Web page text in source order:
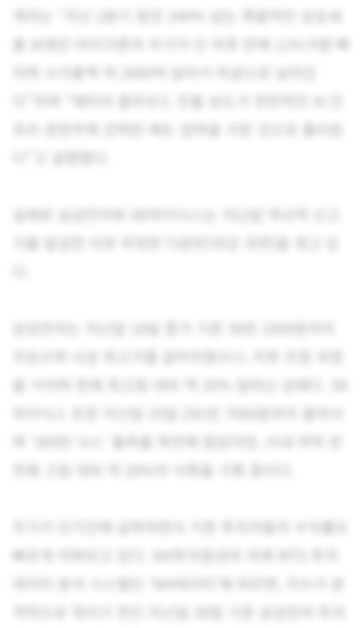
계자는 “지난 2분기 동안 240% 넘는 폭발적인 상승세
를 보였던 마이크론의 주가가 단 하루 만에 11%가량 빠
지며 시가총액 약 2000억 달러가 허공으로 날아갔
다”라며 “메타의 클라우드 진출 보도가 전반적인 AI 인
프라 관련주에 강력한 매도 압박을 가한 것으로 풀이된
실제로 삼성전자와 SK하이닉스는 지난달 역사적 신고
가를 달성한 이후 뚜렷한 다운턴(하강 국면)을 겪고 있
치솟으며 사상 최고가를 갈아치웠으나, 이후 조정 과정
을 거치며 현재 최고점 대비 약 20% 밀려난 상태다. SK
하이닉스 또한 지난달 25일 291만 7000원까지 올라서
며 ‘300만 닉스’ 돌파를 목전에 뒀었지만, 이내 하락 반
전해 고점 대비 약 20%의 낙폭을 기록 중이다.
주가가 단기간에 급락하면서 기존 투자자들의 수익률도
빠르게 악화되고 있다. NH투자증권의 자체 MTS 투자
데이터 분석 시스템인 ‘NH데이터’에 따르면, 지수가 본